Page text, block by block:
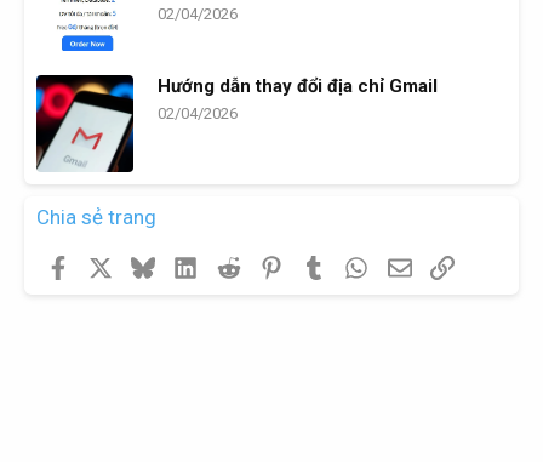
02/04/2026
Hướng dẫn thay đổi địa chỉ Gmail
02/04/2026
Chia sẻ trang
Facebook BlueskyLinkedInReddit PinterestTumblr WhatsApp
EmailLink